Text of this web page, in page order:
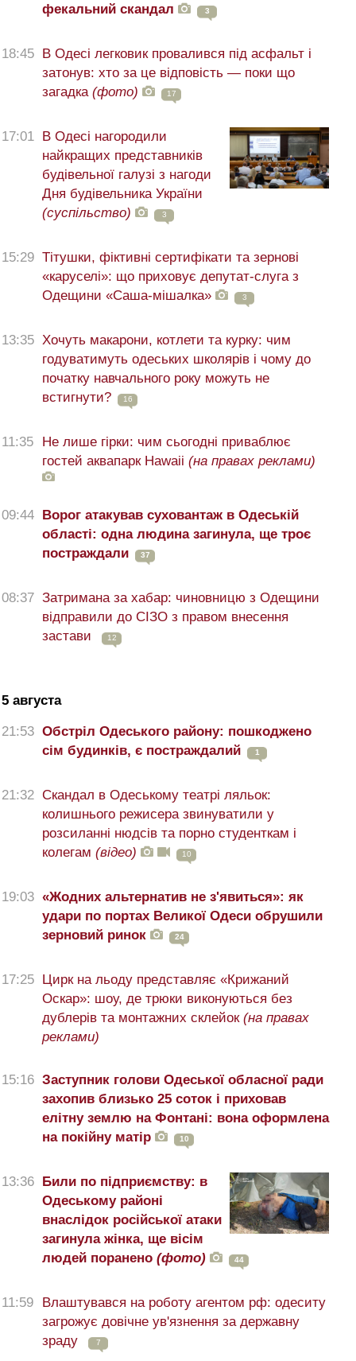
фекальний скандал
3
18:45 В Одесі легковик провалився під асфальт і
затонув: хто за це відповість — поки що
загадка (фото) 17
17:01
В Одесі нагородили
найкращих представників
будівельної галузі з нагоди
Дня будівельника України
(суспільство)
3
15:29 Тітушки, фіктивні сертифікати та зернові
«каруселі»: що приховує депутат-слуга з
Одещини «Саша-мішалка»
3
13:35 Хочуть макарони, котлети та курку: чим
годуватимуть одеських школярів і чому до
початку навчального року можуть не
встигнути?
16
11:35
Не лише гірки: чим сьогодні приваблює
гостей аквапарк Hawaii (на правах реклами)
09:44 Ворог атакував суховантаж в Одеській
області: одна людина загинула, ще троє
постраждали
37
08:37 Затримана за хабар: чиновницю з Одещини
відправили до СІЗО з правом внесення
застави
12
5 августа
21:53 Обстріл Одеського району: пошкоджено
сім будинків, є постраждалий
1
21:32 Скандал в Одеському театрі ляльок:
колишнього режисера звинуватили у
розсиланні нюдсів та порно студенткам і
колегам (відео) 10
19:03 «Жодних альтернатив не з'явиться»: як
удари по портах Великої Одеси обрушили
зерновий ринок
24
17:25 Цирк на льоду представляє «Крижаний
Оскар»: шоу, де трюки виконуються без
дублерів та монтажних склейок (на правах
реклами)
15:16 Заступник голови Одеської обласної ради
захопив близько 25 соток і приховав
елітну землю на Фонтані: вона оформлена
на покійну матір
10
13:36 Били по підприємству: в
Одеському районі
внаслідок російської атаки
загинула жінка, ще вісім
людей поранено (фото) 44
11:59
Влаштувався на роботу агентом рф: одеситу
загрожує довічне ув'язнення за державну
зраду
7